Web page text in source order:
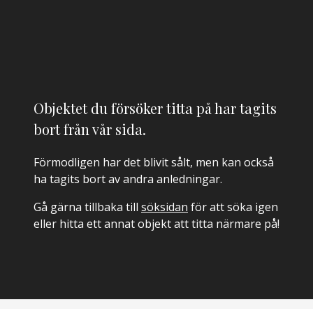
Objektet du försöker titta på har tagits
bort från vår sida.
Förmodligen har det blivit sålt, men kan också
ha tagits bort av andra anledningar.
Gå gärna tillbaka till söksidan för att söka igen
eller hitta ett annat objekt att titta närmare på!